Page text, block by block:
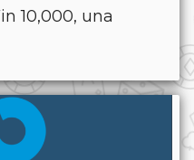
10,000, una